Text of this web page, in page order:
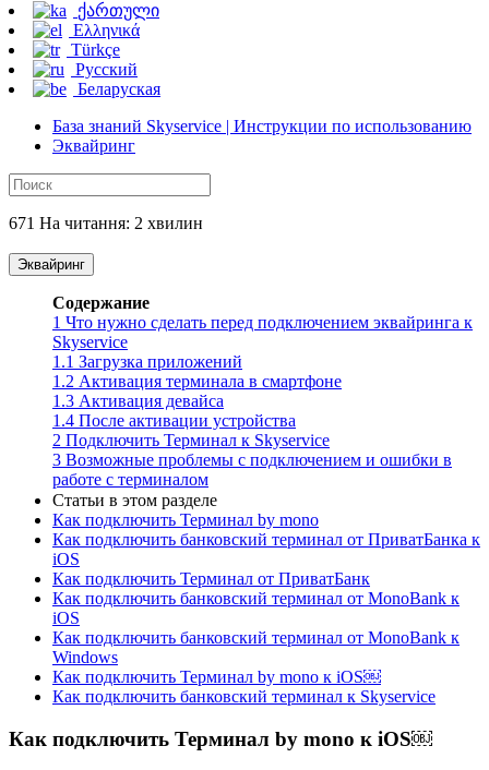
ქართული
Ελληνικά
Türkçe
Русский
Беларуская
База знаний Skyservice | Инструкции по использованию
Эквайринг
671 На читання: 2 хвилин
Эквайринг
Содержание
1 Что нужно сделать перед подключением эквайринга к
Skyservice
1.1 Загрузка приложений
1.2 Активация терминала в смартфоне
1.3 Активация девайса
1.4 После активации устройства
2 Подключить Терминал к Skyservice
3 Возможные проблемы с подключением и ошибки в
работе с терминалом
Статьи в этом разделе
Как подключить Терминал by mono
Как подключить банковский терминал от ПриватБанка к
iOS
Как подключить Терминал от ПриватБанк
Как подключить банковский терминал от MonoBank к
iOS
Как подключить банковский терминал от MonoBank к
Windows
Как подключить Терминал by mono к iOS￼
Как подключить банковский терминал к Skyservice
Как подключить Терминал by mono к iOS￼